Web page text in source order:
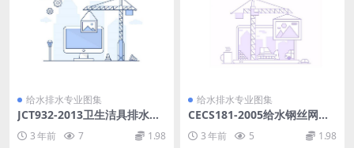
给水排水专业图集
JCT932-2013卫生洁具排水配
3 年前 7 1.98
给水排水专业图集
CECS181-2005给水钢丝网骨
架塑料(聚乙烯)复合管管道工
程技术规程.pdf
3 年前 5 1.98